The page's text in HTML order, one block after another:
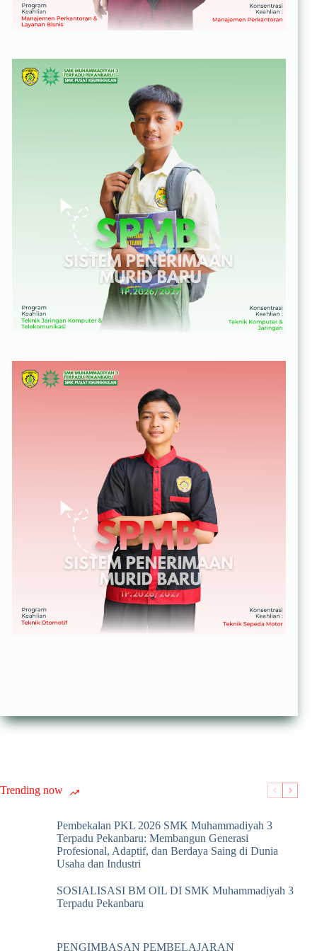
Trending now
Pembekalan PKL 2026 SMK Muhammadiyah 3
Terpadu Pekanbaru: Membangun Generasi
Profesional, Adaptif, dan Berdaya Saing di Dunia
Usaha dan Industri
SOSIALISASI BM OIL DI SMK Muhammadiyah 3
Terpadu Pekanbaru
PENGIMBASAN PEMBELAJARAN